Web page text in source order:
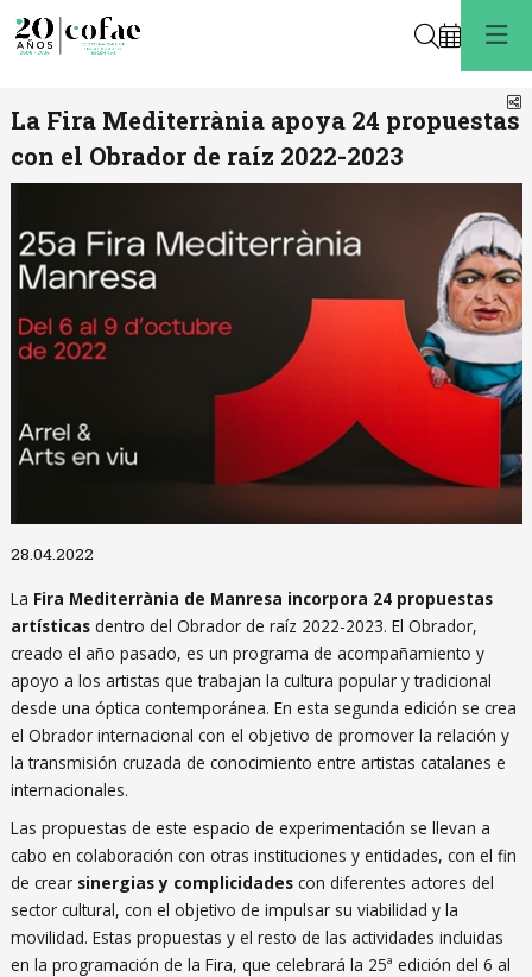
Buscar
La Fira Mediterrània apoya 24 propuestas
con el Obrador de raíz 2022-2023
28.04.2022
La Fira Mediterrània de Manresa incorpora 24 propuestas
artísticasdentro del Obrador de raíz 2022-2023. El Obrador,
creado el año pasado, es un programa de acompañamiento y
apoyo a los artistas que trabajan la cultura popular y tradicional
desde una óptica contemporánea. En esta segunda edición se crea
el Obrador internacional con el objetivo de promover la relación y
la transmisión cruzada de conocimiento entre artistas catalanes e
internacionales.
Las propuestas de este espacio de experimentación se llevan a
cabo en colaboración con otras instituciones y entidades, con el fin
de crear sinergias y complicidadescon diferentes actores del
sector cultural, con el objetivo de impulsar su viabilidad y la
movilidad. Estas propuestas y el resto de las actividades incluidas
en la programación de la Fira, que celebrará la 25ª edición del 6 al